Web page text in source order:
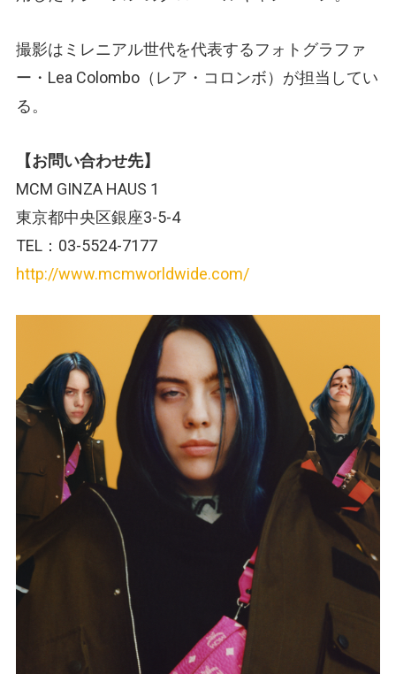
撮影はミレニアル世代を代表するフォトグラファ
ー・Lea Colombo（レア・コロンボ）が担当してい
る。
【お問い合わせ先】
MCM GINZA HAUS 1
東京都中央区銀座3-5-4
TEL：03-5524-7177
http://www.mcmworldwide.com/